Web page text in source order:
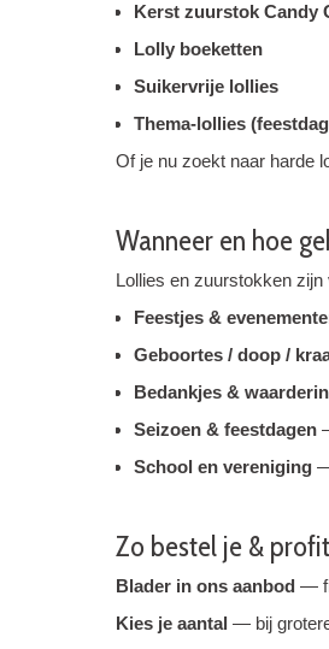
Kerst zuurstok Candy
Lolly boeketten
Suikervrije lollies
Thema-lollies
Of je nu zoekt naar harde
Wanneer en hoe
Lollies en zuurstokken
Feestjes &
Geboortes / doop /
Bedankjes &
Seizoen & feestdagen
School en vereniging
Zo bestel je &
Blader in ons aanbod —
Kies je aantal — bij